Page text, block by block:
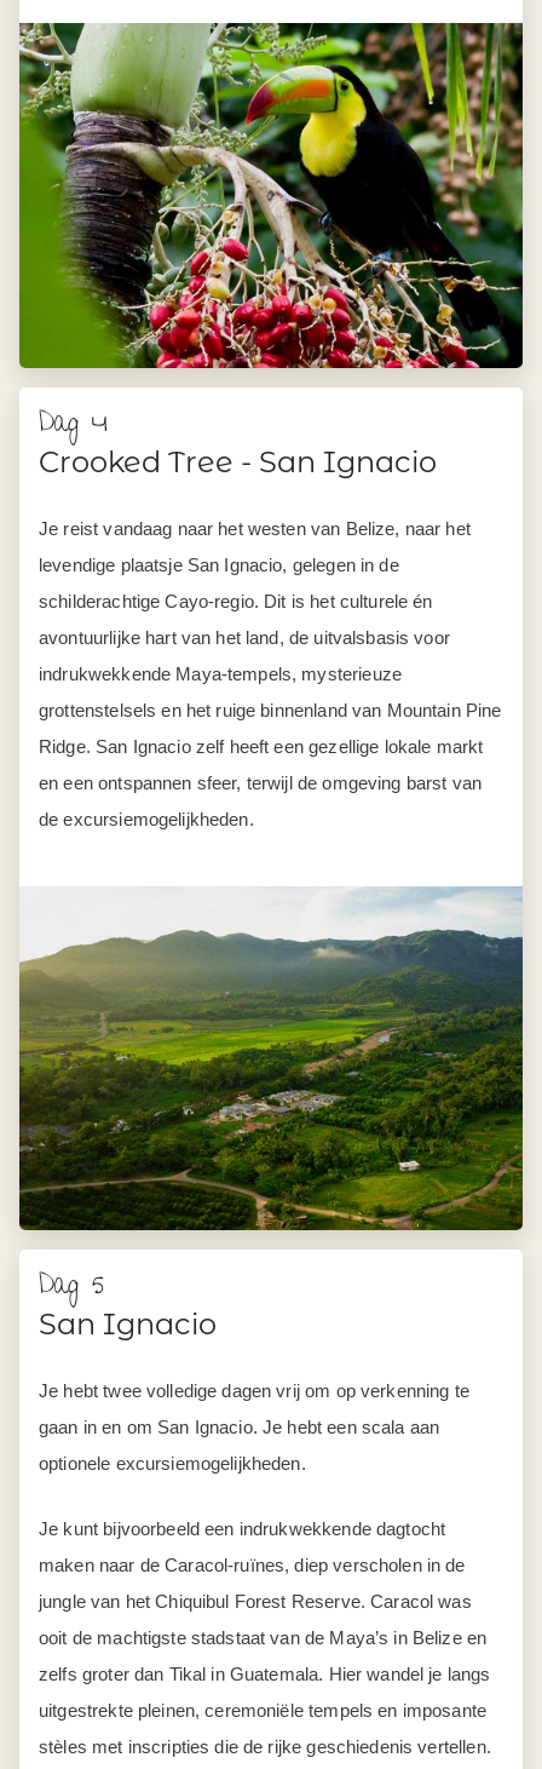
Dag 4
Crooked Tree - San Ignacio
Je reist vandaag naar het westen van Belize, naar het
levendige plaatsje San Ignacio, gelegen in de
schilderachtige Cayo-regio. Dit is het culturele én
avontuurlijke hart van het land, de uitvalsbasis voor
indrukwekkende Maya-tempels, mysterieuze
grottenstelsels en het ruige binnenland van Mountain Pine
Ridge. San Ignacio zelf heeft een gezellige lokale markt
en een ontspannen sfeer, terwijl de omgeving barst van
de excursiemogelijkheden.
Dag 5
San Ignacio
Je hebt twee volledige dagen vrij om op verkenning te
gaan in en om San Ignacio. Je hebt een scala aan
optionele excursiemogelijkheden.
Je kunt bijvoorbeeld een indrukwekkende dagtocht
maken naar de Caracol-ruïnes, diep verscholen in de
jungle van het Chiquibul Forest Reserve. Caracol was
ooit de machtigste stadstaat van de Maya’s in Belize en
zelfs groter dan Tikal in Guatemala. Hier wandel je langs
uitgestrekte pleinen, ceremoniële tempels en imposante
stèles met inscripties die de rijke geschiedenis vertellen.